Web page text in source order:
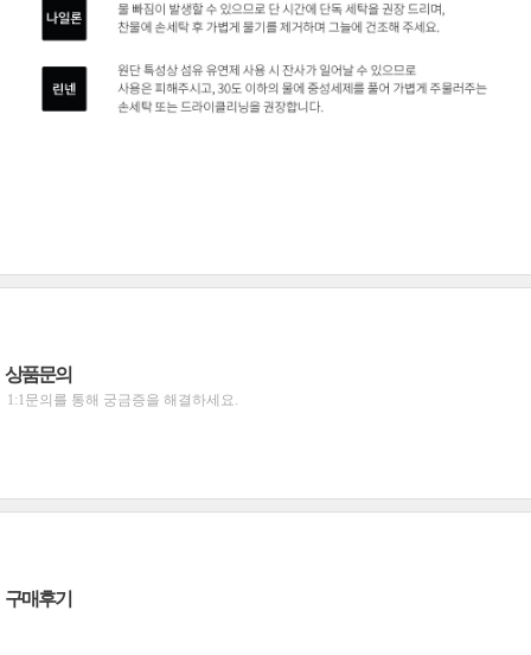
상품문의
1:1문의를 통해 궁금증을 해결하세요.
구매후기